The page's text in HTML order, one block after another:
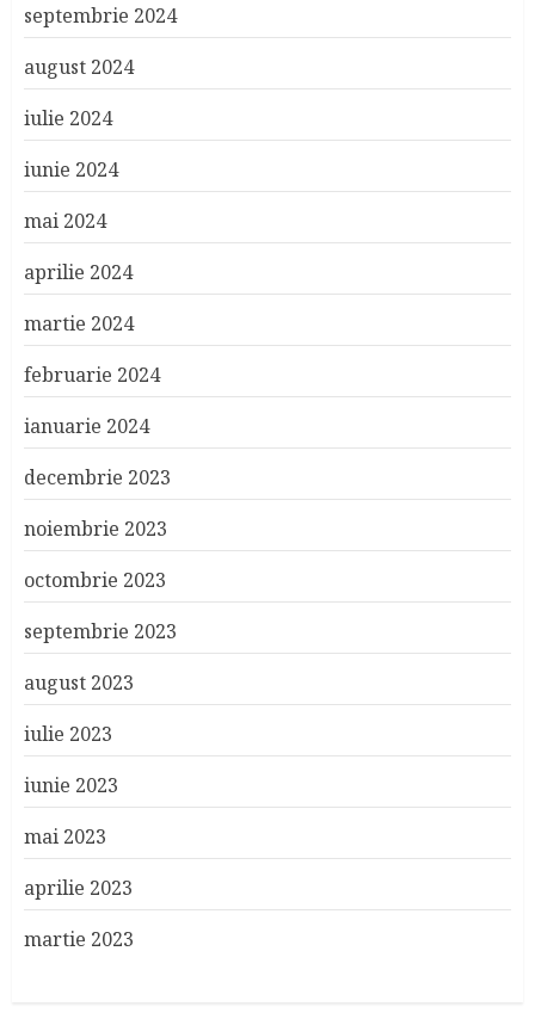
septembrie 2024
august 2024
iulie 2024
iunie 2024
mai 2024
aprilie 2024
martie 2024
februarie 2024
ianuarie 2024
decembrie 2023
noiembrie 2023
octombrie 2023
septembrie 2023
august 2023
iulie 2023
iunie 2023
mai 2023
aprilie 2023
martie 2023